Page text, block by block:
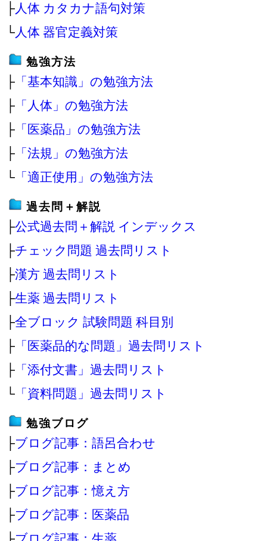
├人体 カタカナ語句対策
└人体 器官定義対策
勉強方法
├ 「基本知識」の勉強方法
├ 「人体」の勉強方法
├ 「医薬品」の勉強方法
├ 「法規」の勉強方法
└ 「適正使用」の勉強方法
過去問＋解説
├公式過去問＋解説 インデックス
├チェック問題 過去問リスト
├漢方 過去問リスト
├生薬 過去問リスト
├全ブロック 試験問題 科目別
├ 「医薬品的な問題」過去問リスト
├ 「添付文書」過去問リスト
└ 「資料問題」過去問リスト
勉強ブログ
├ブログ記事：語呂合わせ
├ブログ記事：まとめ
├ブログ記事：憶え方
├ブログ記事：医薬品